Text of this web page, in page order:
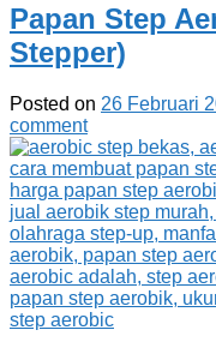
Papan Step
Stepper)
Posted on 26 Februari
comment